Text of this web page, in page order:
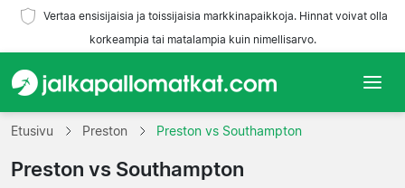
Vertaa ensisijaisia ja toissijaisia markkinapaikkoja. Hinnat voivat olla
korkeampia tai matalampia kuin nimellisarvo.
Etusivu
Joukkueet
Etusivu Preston Preston vs Southampton
Preston vs Southampton